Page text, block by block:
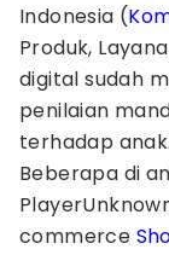
Indonesia (
Produk,
digital sudah
penilaian
terhadap anak.
Beberapa di
commerce